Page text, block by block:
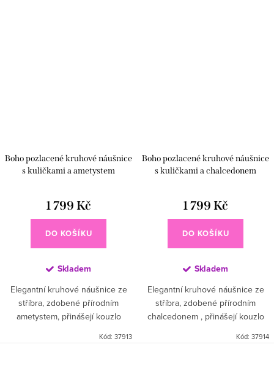
Boho pozlacené kruhové náušnice
s kuličkami a ametystem
1 799 Kč
DO KOŠÍKU
Skladem
Elegantní kruhové náušnice ze
stříbra, zdobené přírodním
ametystem, přinášejí kouzlo
Kód: 37913
Boho pozlacené kruhové náušnice
s kuličkami a chalcedonem
1 799 Kč
DO KOŠÍKU
Skladem
Elegantní kruhové náušnice ze
stříbra, zdobené přírodním
chalcedonem , přinášejí kouzlo
Kód: 37914